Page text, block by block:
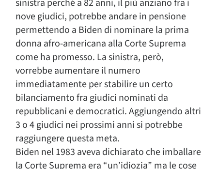
sinistra perché a 82 anni, il più anziano fra i
nove giudici, potrebbe andare in pensione
permettendo a Biden di nominare la prima
donna afro-americana alla Corte Suprema
come ha promesso. La sinistra, però,
vorrebbe aumentare il numero
immediatamente per stabilire un certo
bilanciamento fra giudici nominati da
repubblicani e democratici. Aggiungendo altri
3 o 4 giudici nei prossimi anni si potrebbe
raggiungere questa meta.
Biden nel 1983 aveva dichiarato che imballare
la Corte Suprema era “un’idiozia” ma le cose